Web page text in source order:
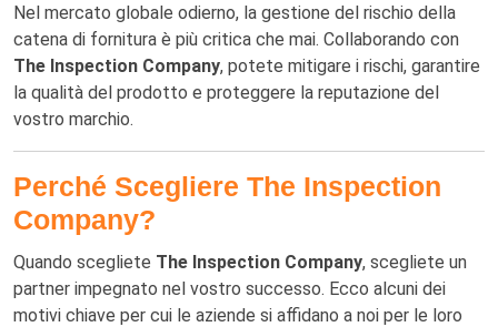
Nel mercato globale odierno, la gestione del rischio della
catena di fornitura è più critica che mai. Collaborando con
The Inspection Company, potete mitigare i rischi, garantire
la qualità del prodotto e proteggere la reputazione del
vostro marchio.
Perché Scegliere The Inspection
Company?
Quando scegliete The Inspection Company, scegliete un
partner impegnato nel vostro successo. Ecco alcuni dei
motivi chiave per cui le aziende si affidano a noi per le loro